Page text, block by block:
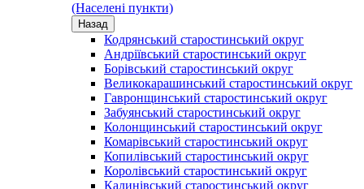
(Населені пункти)
Назад
Кодрянський старостинський округ
Андріївський старостинський округ
Борівський старостинський округ
Великокарашинський старостинський округ
Гавронщинський старостинський округ
Забуянський старостинський округ
Колонщинський старостинський округ
Комарівський старостинський округ
Копилівський старостинський округ
Королівський старостинський округ
Калинівський старостинський округ